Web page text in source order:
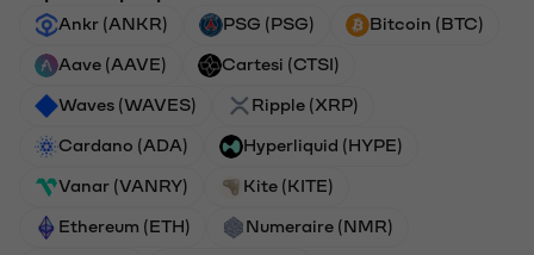
Ankr (ANKR) PSG (PSG) Bitcoin (BTC)
Aave (AAVE) Cartesi (CTSI)
Waves (WAVES) Ripple (XRP)
Cardano (ADA) Hyperliquid (HYPE)
Vanar (VANRY) Kite (KITE)
Ethereum (ETH) Numeraire (NMR)